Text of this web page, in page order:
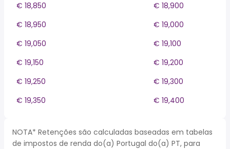
€ 18,850
€ 18,900
€ 18,950
€ 19,000
€ 19,050
€ 19,100
€ 19,150
€ 19,200
€ 19,250
€ 19,300
€ 19,350
€ 19,400
NOTA* Retenções são calculadas baseadas em tabelas
de impostos de renda do(a) Portugal do(a) PT, para